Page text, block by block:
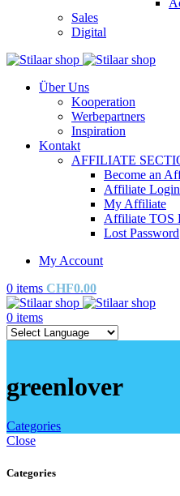
Sales
Digital
Über Uns
Kooperation
Werbepartners
Inspiration
Kontakt
AFFILIATE
Become an
Affiliate Login
My Affiliate
Affiliate TOS
Lost Password
My Account
0 items CHF0.00
0 items
greenlover
Categories
Close
Categories